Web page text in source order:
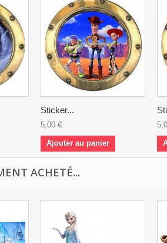
Sticker...
5,00 €
Ajouter au panier
ACHETÉ...